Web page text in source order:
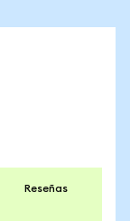
Reseñas